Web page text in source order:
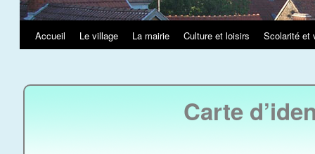
Aller
contenu
Accueil Le village La mairie Culture et loisirs Scolarité et
Carte